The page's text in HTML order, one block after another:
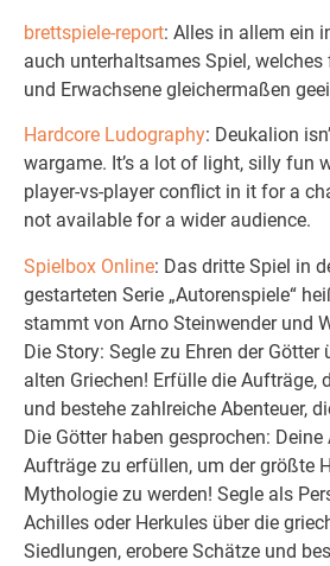
brettspiele-report: Alles in allem ein
auch unterhaltsames Spiel, welches
und Erwachsene gleichermaßen
Hardcore Ludography: Deukalion
wargame. It’s a lot of light, silly fun
player-vs-player conflict in it for a
not available for a wider audience.
Spielbox Online: Das dritte Spiel in
gestarteten Serie „Autorenspiele“
stammt von Arno Steinwender und
Die Story: Segle zu Ehren der Götter
alten Griechen! Erfülle die Aufträge,
und bestehe zahlreiche Abenteuer,
Die Götter haben gesprochen:
Aufträge zu erfüllen, um der größte
Mythologie zu werden! Segle als
Achilles oder Herkules über die
Siedlungen, erobere Schätze und